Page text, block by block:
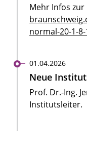
Mehr Infos zur
normal-20-1-
01.04.2026
Neue
Prof. Dr.-Ing.
Institutsleiter.